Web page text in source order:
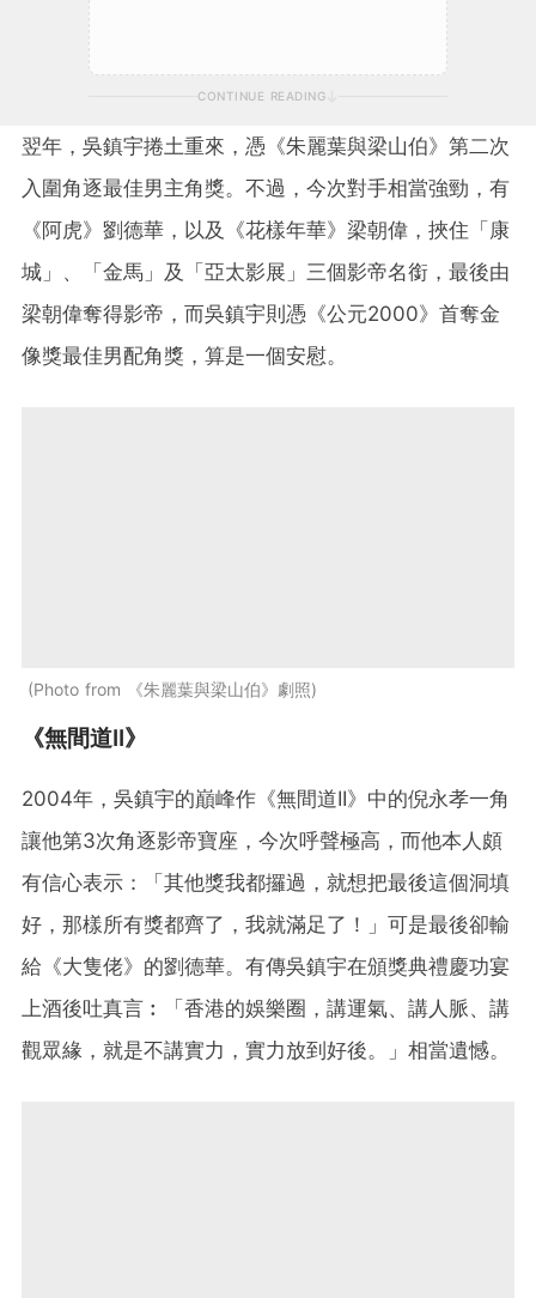
CONTINUE READING
翌年，吳鎮宇捲土重來，憑《朱麗葉與梁山伯》第二次
入圍角逐最佳男主角獎。不過，今次對手相當強勁，有
《阿虎》劉德華，以及《花樣年華》梁朝偉，挾住「康
城」、「金馬」及「亞太影展」三個影帝名銜，最後由
梁朝偉奪得影帝，而吳鎮宇則憑《公元2000》首奪金
像獎最佳男配角獎，算是一個安慰。
Photo from 《朱麗葉與梁山伯》劇照
《無間道II》
2004年，吳鎮宇的巔峰作《無間道II》中的倪永孝一角
讓他第3次角逐影帝寶座，今次呼聲極高，而他本人頗
有信心表示：「其他獎我都攞過，就想把最後這個洞填
好，那樣所有獎都齊了，我就滿足了！」可是最後卻輸
給《大隻佬》的劉德華。有傳吳鎮宇在頒獎典禮慶功宴
上酒後吐真言︰「香港的娛樂圈，講運氣、講人脈、講
觀眾緣，就是不講實力，實力放到好後。」相當遺憾。